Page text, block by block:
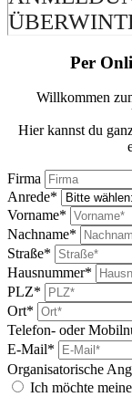
Per
Willkommen
Hier kannst du
Firma
Anrede*
Vorname*
Nachname*
Straße*
Hausnummer*
PLZ*
Ort*
Telefon- oder
E-Mail*
Organisatorische
Ich möchte